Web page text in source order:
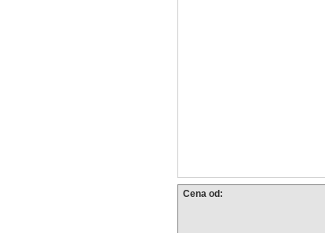
Cena od: